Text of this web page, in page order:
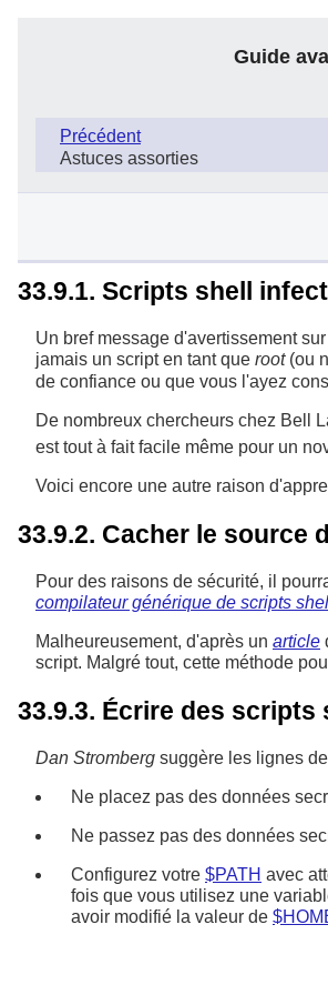
Guide
Précédent
Astuces assorties
33.9.1. Scripts shell
Un bref message d'avertissement
jamais un script en tant que root(ou
de confiance ou que vous l'ayez
De nombreux chercheurs chez Bell
est tout à fait facile même pour un
Voici encore une autre raison
33.9.2. Cacher le source
Pour des raisons de sécurité, il
compilateur générique de scripts
Malheureusement, d'après un article
script. Malgré tout, cette méthode
33.9.3. Écrire des scripts
Dan Stromberg suggère les lignes
Ne placez pas des données
Ne passez pas des données
Configurez votre $PATH avec
fois que vous utilisez une
avoir modifié la valeur de